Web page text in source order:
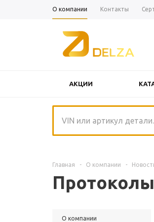
О компании Контакты
АКЦИИ
Главная - О компании -
О компании